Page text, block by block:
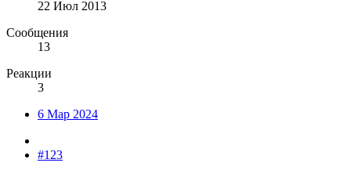
22 Июл 2013
Сообщения
13
Реакции
3
6 Мар 2024
#123